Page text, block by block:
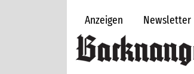
Anzeigen Newsletter